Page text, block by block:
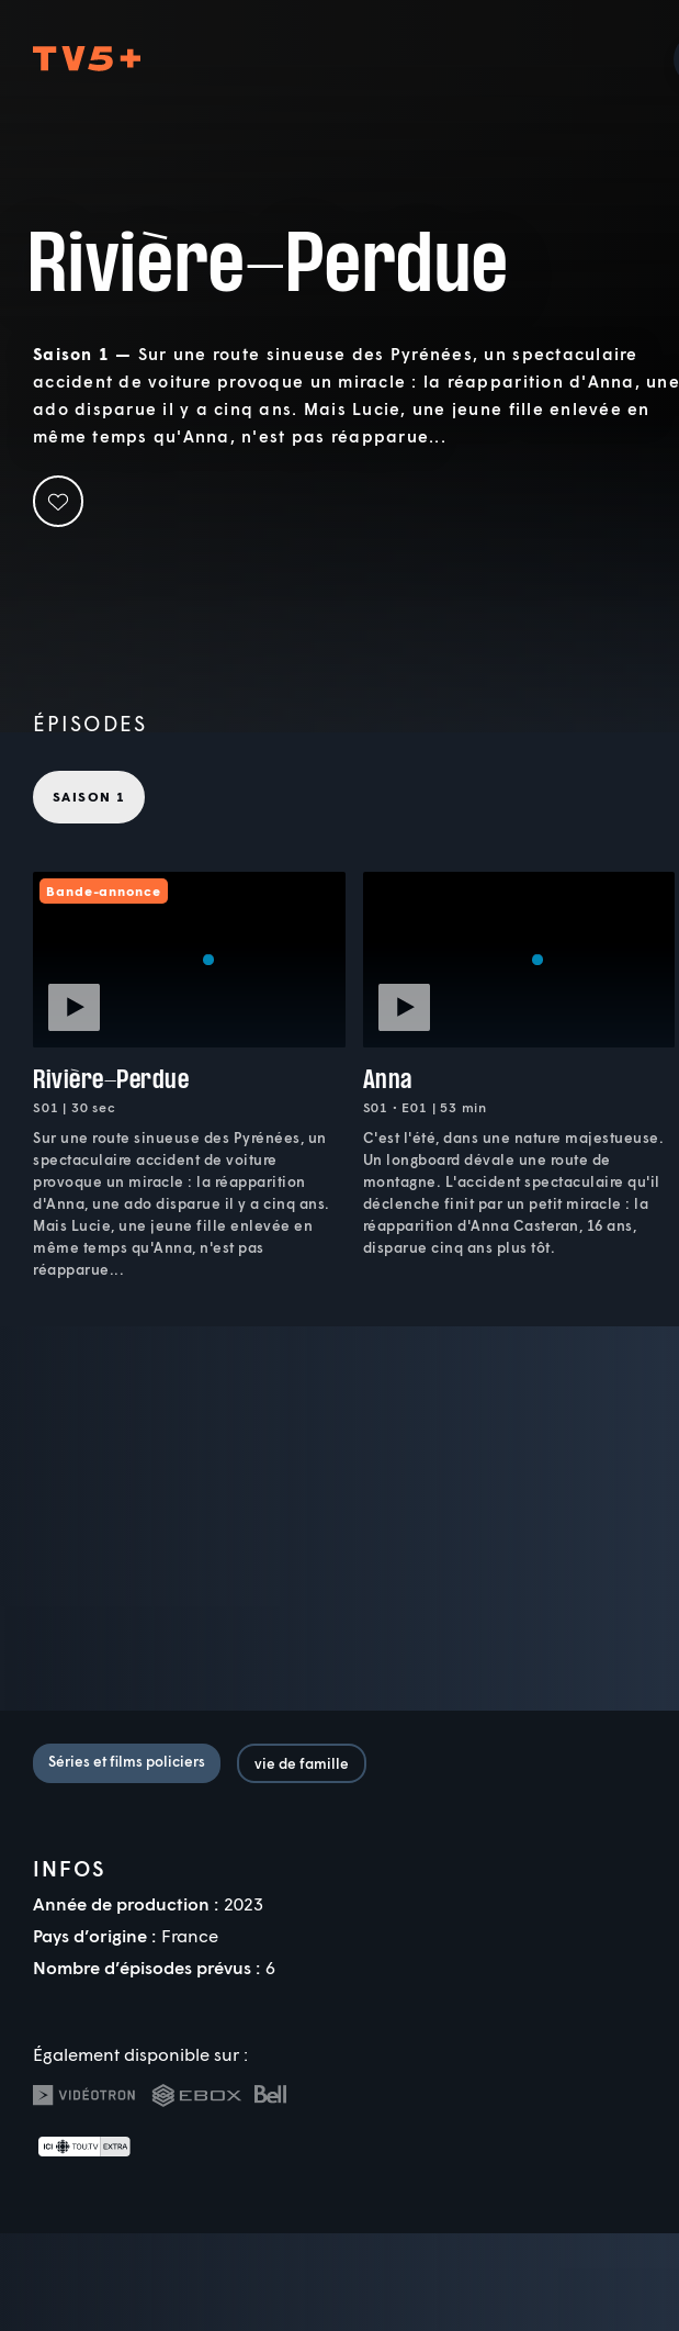
Rivière-Perdue
Saison 1 — Sur une route sinueuse des Pyrénées, un spectaculaire
accident de voiture provoque un miracle : la réapparition d'Anna, une
ado disparue il y a cinq ans. Mais Lucie, une jeune fille enlevée en
même temps qu'Anna, n'est pas réapparue...
ÉPISODES
SAISON 1
Bande-annonce
Rivière-Perdue
S01 | 30 sec
Sur une route sinueuse des Pyrénées, un
spectaculaire accident de voiture
provoque un miracle : la réapparition
d'Anna, une ado disparue il y a cinq ans.
Mais Lucie, une jeune fille enlevée en
même temps qu'Anna, n'est pas
réapparue...
Anna
S01 • E01 | 53 min
C'est l'été, dans une nature majestueuse.
Un longboard dévale une route de
montagne. L'accident spectaculaire qu'il
déclenche finit par un petit miracle : la
réapparition d'Anna Casteran, 16 ans,
disparue cinq ans plus tôt.
Séries et films policiers vie de famille
INFOS
Année de production : 2023
Pays d’origine : France
Nombre d’épisodes prévus : 6
Également disponible sur :